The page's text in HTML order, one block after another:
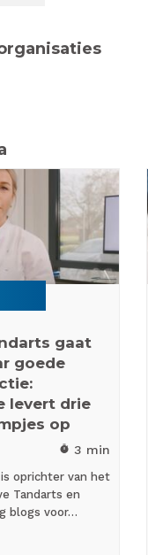
gaat
goede
levert drie
op
timer 3 min
oprichter van het
Tandarts en
blogs voor…